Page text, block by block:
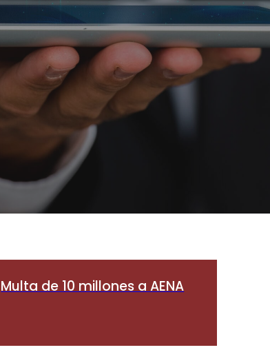
Multa de 10 millones a AENA